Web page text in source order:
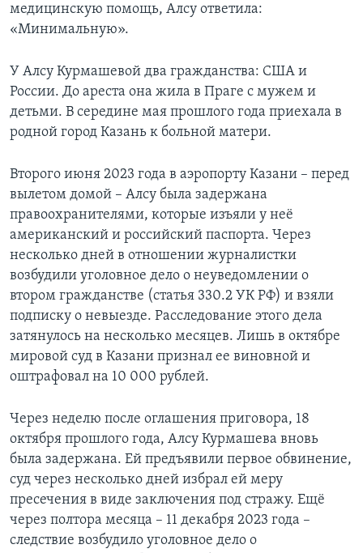
медицинскую помощь, Алсу ответила:
«Минимальную».
У Алсу Курмашевой два гражданства: США и
России. До ареста она жила в Праге с мужем и
детьми. В середине мая прошлого года приехала в
родной город Казань к больной матери.
Второго июня 2023 года в аэропорту Казани – перед
вылетом домой – Алсу была задержана
правоохранителями, которые изъяли у неё
американский и российский паспорта. Через
несколько дней в отношении журналистки
возбудили уголовное дело о неуведомлении о
втором гражданстве (статья 330.2 УК РФ) и взяли
подписку о невыезде. Расследование этого дела
затянулось на несколько месяцев. Лишь в октябре
мировой суд в Казани признал ее виновной и
оштрафовал на 10 000 рублей.
Через неделю после оглашения приговора, 18
октября прошлого года, Алсу Курмашева вновь
была задержана. Ей предъявили первое обвинение,
суд через несколько дней избрал ей меру
пресечения в виде заключения под стражу. Ещё
через полтора месяца – 11 декабря 2023 года –
следствие возбудило уголовное дело о